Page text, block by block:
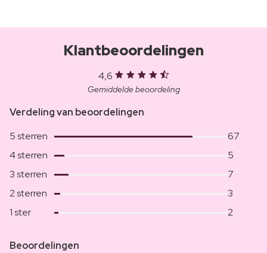
Klantbeoordelingen
4,6
Gemiddelde beoordeling
Verdeling van beoordelingen
5 sterren
67
4 sterren
5
3 sterren
7
2 sterren
3
1 ster
2
Beoordelingen